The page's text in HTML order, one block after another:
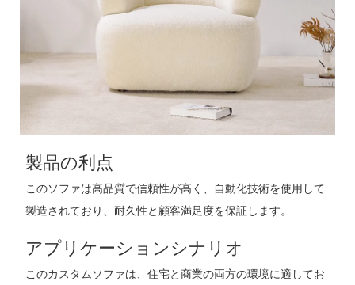
製品の利点
このソファは高品質で信頼性が高く、自動化技術を使用して
製造されており、耐久性と顧客満足度を保証します。
アプリケーションシナリオ
このカスタムソファは、住宅と商業の両方の環境に適してお